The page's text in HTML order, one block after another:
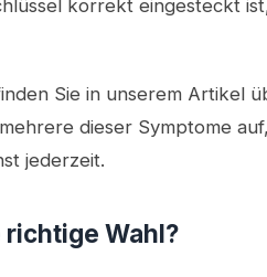
korrekt eingesteckt
Sie in unserem Artikel
dieser Symptome
jederzeit.
richtige Wahl?